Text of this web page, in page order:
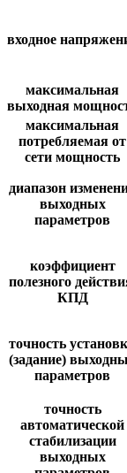
входное
максимальная
выходная
максимальная
потребляемая от
сети мощность
диапазон
выходных
параметров
коэффициент
полезного
КПД
точность
(задание)
параметров
точность
автоматической
стабилизации
выходных